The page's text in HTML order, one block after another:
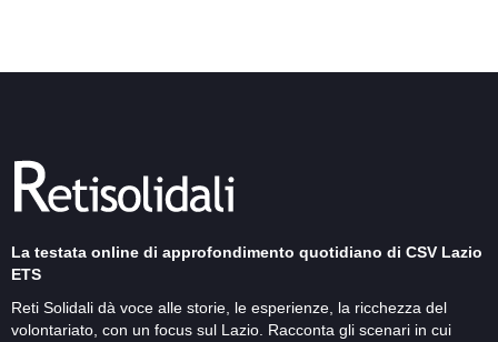
La testata online di approfondimento quotidiano di CSV Lazio
ETS
Reti Solidali dà voce alle storie, le esperienze, la ricchezza del
volontariato, con un focus sul Lazio. Racconta gli scenari in cui